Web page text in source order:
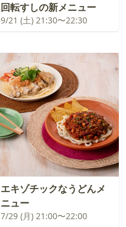
回転すしの新メニュー
9/21 (土) 21:30〜22:30
エキゾチックなうどんメ
ニュー
7/29 (月) 21:00〜22:00